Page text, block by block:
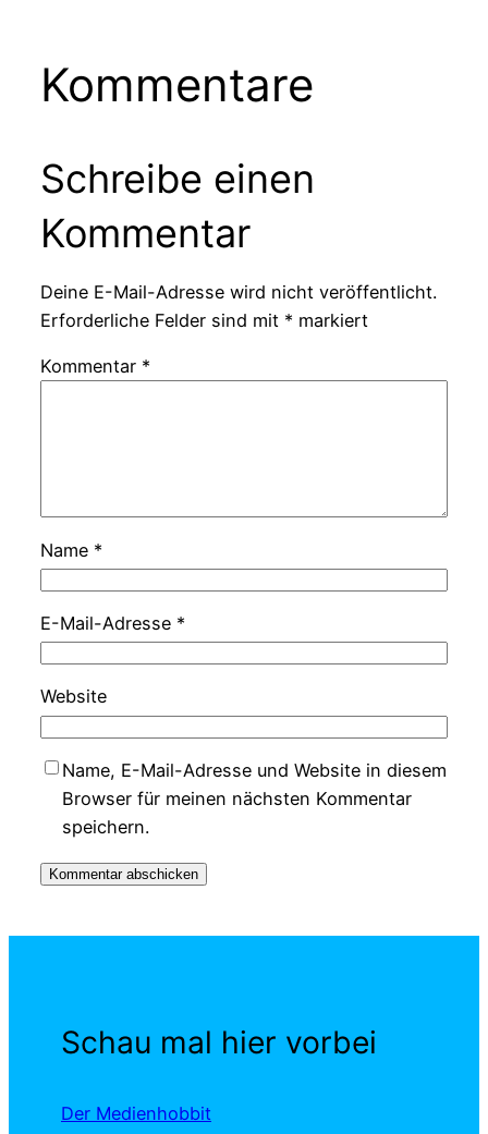
Kommentare
Schreibe einen
Kommentar
Deine E-Mail-Adresse wird nicht veröffentlicht.
Erforderliche Felder sind mit * markiert
Kommentar *
Name *
E-Mail-Adresse *
Website
Name, E-Mail-Adresse und Website in diesem
Browser für meinen nächsten Kommentar
speichern.
Schau mal hier vorbei
Der Medienhobbit